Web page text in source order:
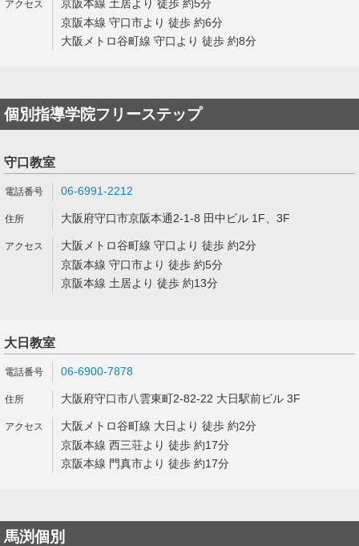
京阪本線 土居より 徒歩 約5分
京阪本線 守口市より 徒歩 約6分
大阪メトロ谷町線 守口より 徒歩 約8分
個別指導学院フリーステップ
守口教室
06-6991-2212
大阪府守口市京阪本通2-1-8 田中ビル 1F、3F
大阪メトロ谷町線 守口より 徒歩 約2分
京阪本線 守口市より 徒歩 約5分
京阪本線 土居より 徒歩 約13分
大日教室
06-6900-7878
大阪府守口市八雲東町2-82-22 大日駅前ビル 3F
大阪メトロ谷町線 大日より 徒歩 約2分
京阪本線 西三荘より 徒歩 約17分
京阪本線 門真市より 徒歩 約17分
馬渕個別